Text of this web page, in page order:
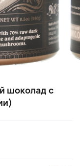
шоколад с